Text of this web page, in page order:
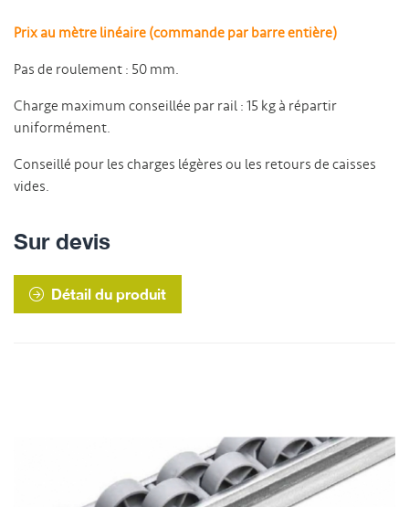
Prix au mètre linéaire (commande par barre entière)
Pas de roulement : 50 mm.
Charge maximum conseillée par rail : 15 kg à répartir
uniformément.
Conseillé pour les charges légères ou les retours de caisses
vides.
Sur devis
Détail du produit